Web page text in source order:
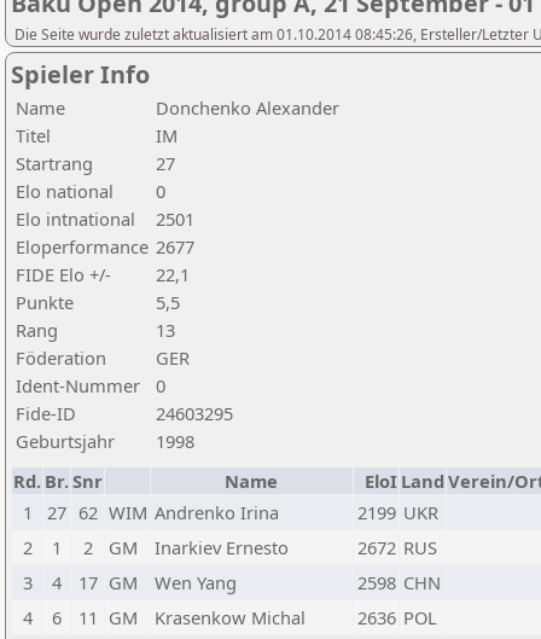
Die Seite wurde zuletzt aktualisiert am 01.10.2014 08:45:26, Ersteller/Letzter
Spieler Info
Name
Donchenko Alexander
Titel
IM
Startrang
27
Elo national
0
Elo intnational
2501
Eloperformance 2677
FIDE Elo +/-
22,1
Punkte
5,5
Rang
13
Föderation
GER
Ident-Nummer
0
Fide-ID
24603295
Geburtsjahr
1998
Rd. Br.Snr Name EloI Land Verein/
1
27 62 WIM Andrenko Irina 2199 UKR
2
1 2 GM Inarkiev Ernesto 2672 RUS
3
4 17 GM Wen Yang 2598 CHN
4
6 11 GM Krasenkow Michal 2636 POL